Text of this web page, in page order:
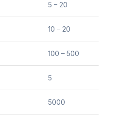
5 – 20
10 – 20
100 – 500
5
5000